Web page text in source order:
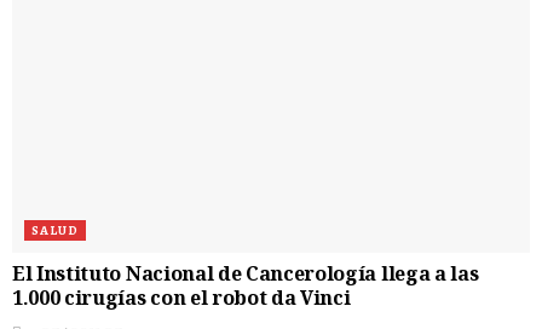
SALUD
El Instituto Nacional de Cancerología llega a las
1.000 cirugías con el robot da Vinci